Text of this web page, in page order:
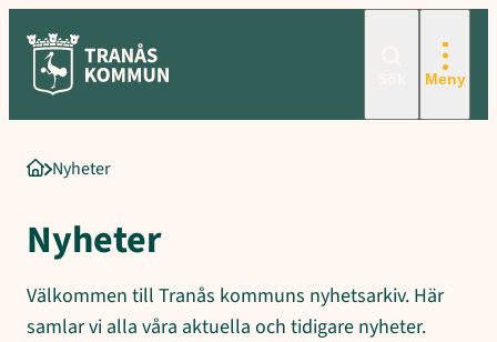
innehåll
Meny
Startsida
Nyheter
Nyheter
Välkommen till Tranås kommuns nyhetsarkiv. Här
samlar vi alla våra aktuella och tidigare nyheter.